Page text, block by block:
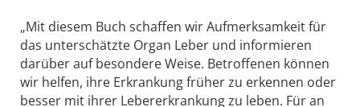
„Mit diesem Buch schaffen wir Aufmerksamkeit für
das unterschätzte Organ Leber und informieren
darüber auf besondere Weise. Betroffenen können
wir helfen, ihre Erkrankung früher zu erkennen oder
besser mit ihrer Lebererkrankung zu leben. Für an